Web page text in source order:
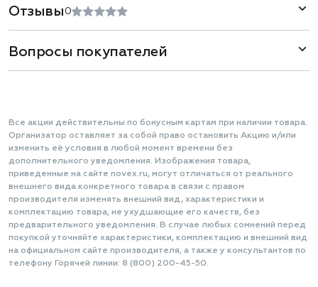
Отзывы 0
Вопросы покупателей
Все акции действительны по бонусным картам при наличии товара.
Организатор оставляет за собой право остановить Акцию и/или
изменить её условия в любой момент времени без
дополнительного уведомления. Изображения товара,
приведенные на сайте novex.ru, могут отличаться от реального
внешнего вида конкретного товара в связи с правом
производителя изменять внешний вид, характеристики и
комплектацию товара, не ухудшающие его качеств, без
предварительного уведомления. В случае любых сомнений перед
покупкой уточняйте характеристики, комплектацию и внешний вид
на официальном сайте производителя, а также у консультантов по
телефону Горячей линии: 8 (800) 200-45-50.